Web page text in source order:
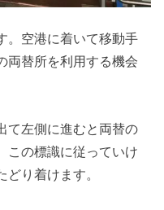
。空港に着いて移動手
両替所を利用する機会
て左側に進むと両替の
この標識に従っていけ
り着けます。